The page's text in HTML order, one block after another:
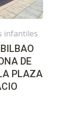
infantiles
DE
PLAZA